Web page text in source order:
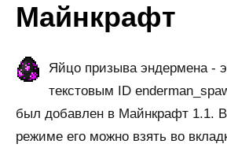
Майнкрафт
Яйцо призыва эндермена -
текстовым ID
был добавлен в Майнкрафт 1.1. В
режиме его можно взять во